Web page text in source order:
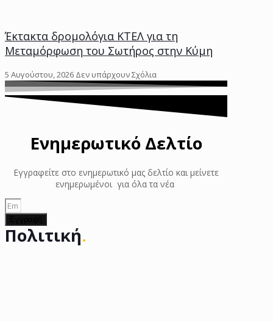
Έκτακτα δρομολόγια ΚΤΕΛ για τη
Μεταμόρφωση του Σωτήρος στην Κύμη
5 Αυγούστου, 2026 Δεν υπάρχουν Σχόλια
Ενημερωτικό Δελτίο
Εγγραφείτε στο ενημερωτικό μας δελτίο και μείνετε
ενημερωμένοι για όλα τα νέα
Πολιτική